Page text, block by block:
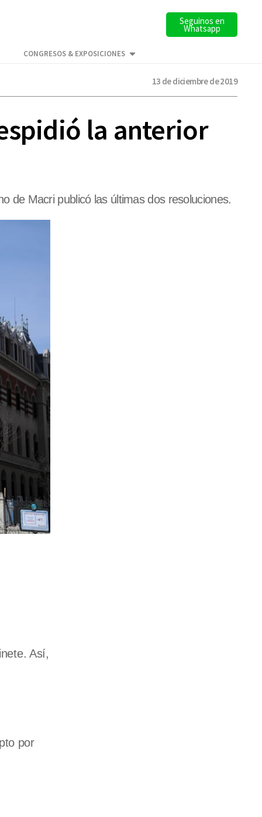
Seguinos en
Whatsapp
CONGRESOS & EXPOSICIONES
13 de diciembre de 2019
la anterior
de Macri publicó las últimas dos resoluciones.
Así,
por